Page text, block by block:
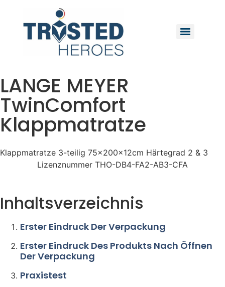
LANGE MEYER
TwinComfort
Klappmatratze
Klappmatratze 3-teilig 75x200x12cm Härtegrad 2 & 3
Lizenznummer THO-DB4-FA2-AB3-CFA
Inhaltsverzeichnis
Erster Eindruck Der Verpackung
Erster Eindruck Des Produkts Nach Öffnen
Der Verpackung
Praxistest